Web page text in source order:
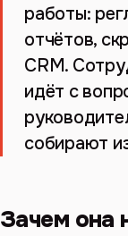
работы:
отчётов,
CRM.
идёт с
собирают
Зачем она